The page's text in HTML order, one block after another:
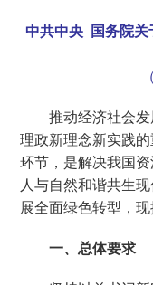
中共中央 国务院关
推动经济社会
理政新理念新实践
环节，是解决我国
人与自然和谐共生
展全面绿色转型，现
一、总体要求